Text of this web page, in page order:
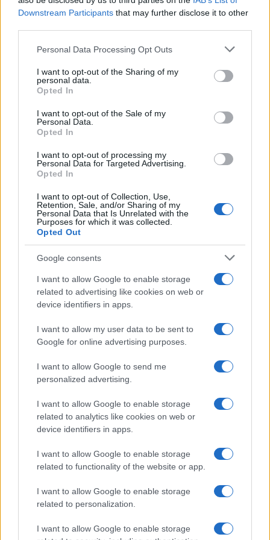
Downstream Participants that may further disclose it to other
Please note that this website/app uses one or more Google
not limited to your visit or usage behaviour. You may click to
grant or deny consent to Google and its third-party tags to
use your data for below specified purposes in below Google
consent section.
Personal Data Processing Opt Outs
I want to opt-out of the Sharing of my
personal data.
Opted In
I want to opt-out of the Sale of my
Personal Data.
Opted In
I want to opt-out of processing my
Personal Data for Targeted Advertising.
Opted In
I want to opt-out of Collection, Use,
Retention, Sale, and/or Sharing of my
Personal Data that Is Unrelated with the
Purposes for which it was collected.
Opted Out
Google consents
I want to allow Google to enable storage
related to advertising like cookies on web or
device identifiers in apps.
I want to allow my user data to be sent to
Google for online advertising purposes.
I want to allow Google to send me
personalized advertising.
I want to allow Google to enable storage
related to analytics like cookies on web or
device identifiers in apps.
I want to allow Google to enable storage
related to functionality of the website or app.
I want to allow Google to enable storage
related to personalization.
I want to allow Google to enable storage
fase negoziale, ma la contemporanea presenza di
azioni militari e la chiusura dello stretto ricordano
Osservatori e istituzioni continueranno a
monitorare movimenti navali, dichiarazioni politiche
e le comunicazioni ufficiali dei governi coinvolti per
temporanea a un processo di stabilizzazione
duraturo.
Edoardo Marchesi
Edoardo Marchesi, voce delle notizie di
Palermo, ricorda la notte in cui seguì il corteo
in via Maqueda e decise di chiedere carte e
nomi: da allora predilige verifiche sul campo.
e custodisce una collezione di vecchie
mappe della città.